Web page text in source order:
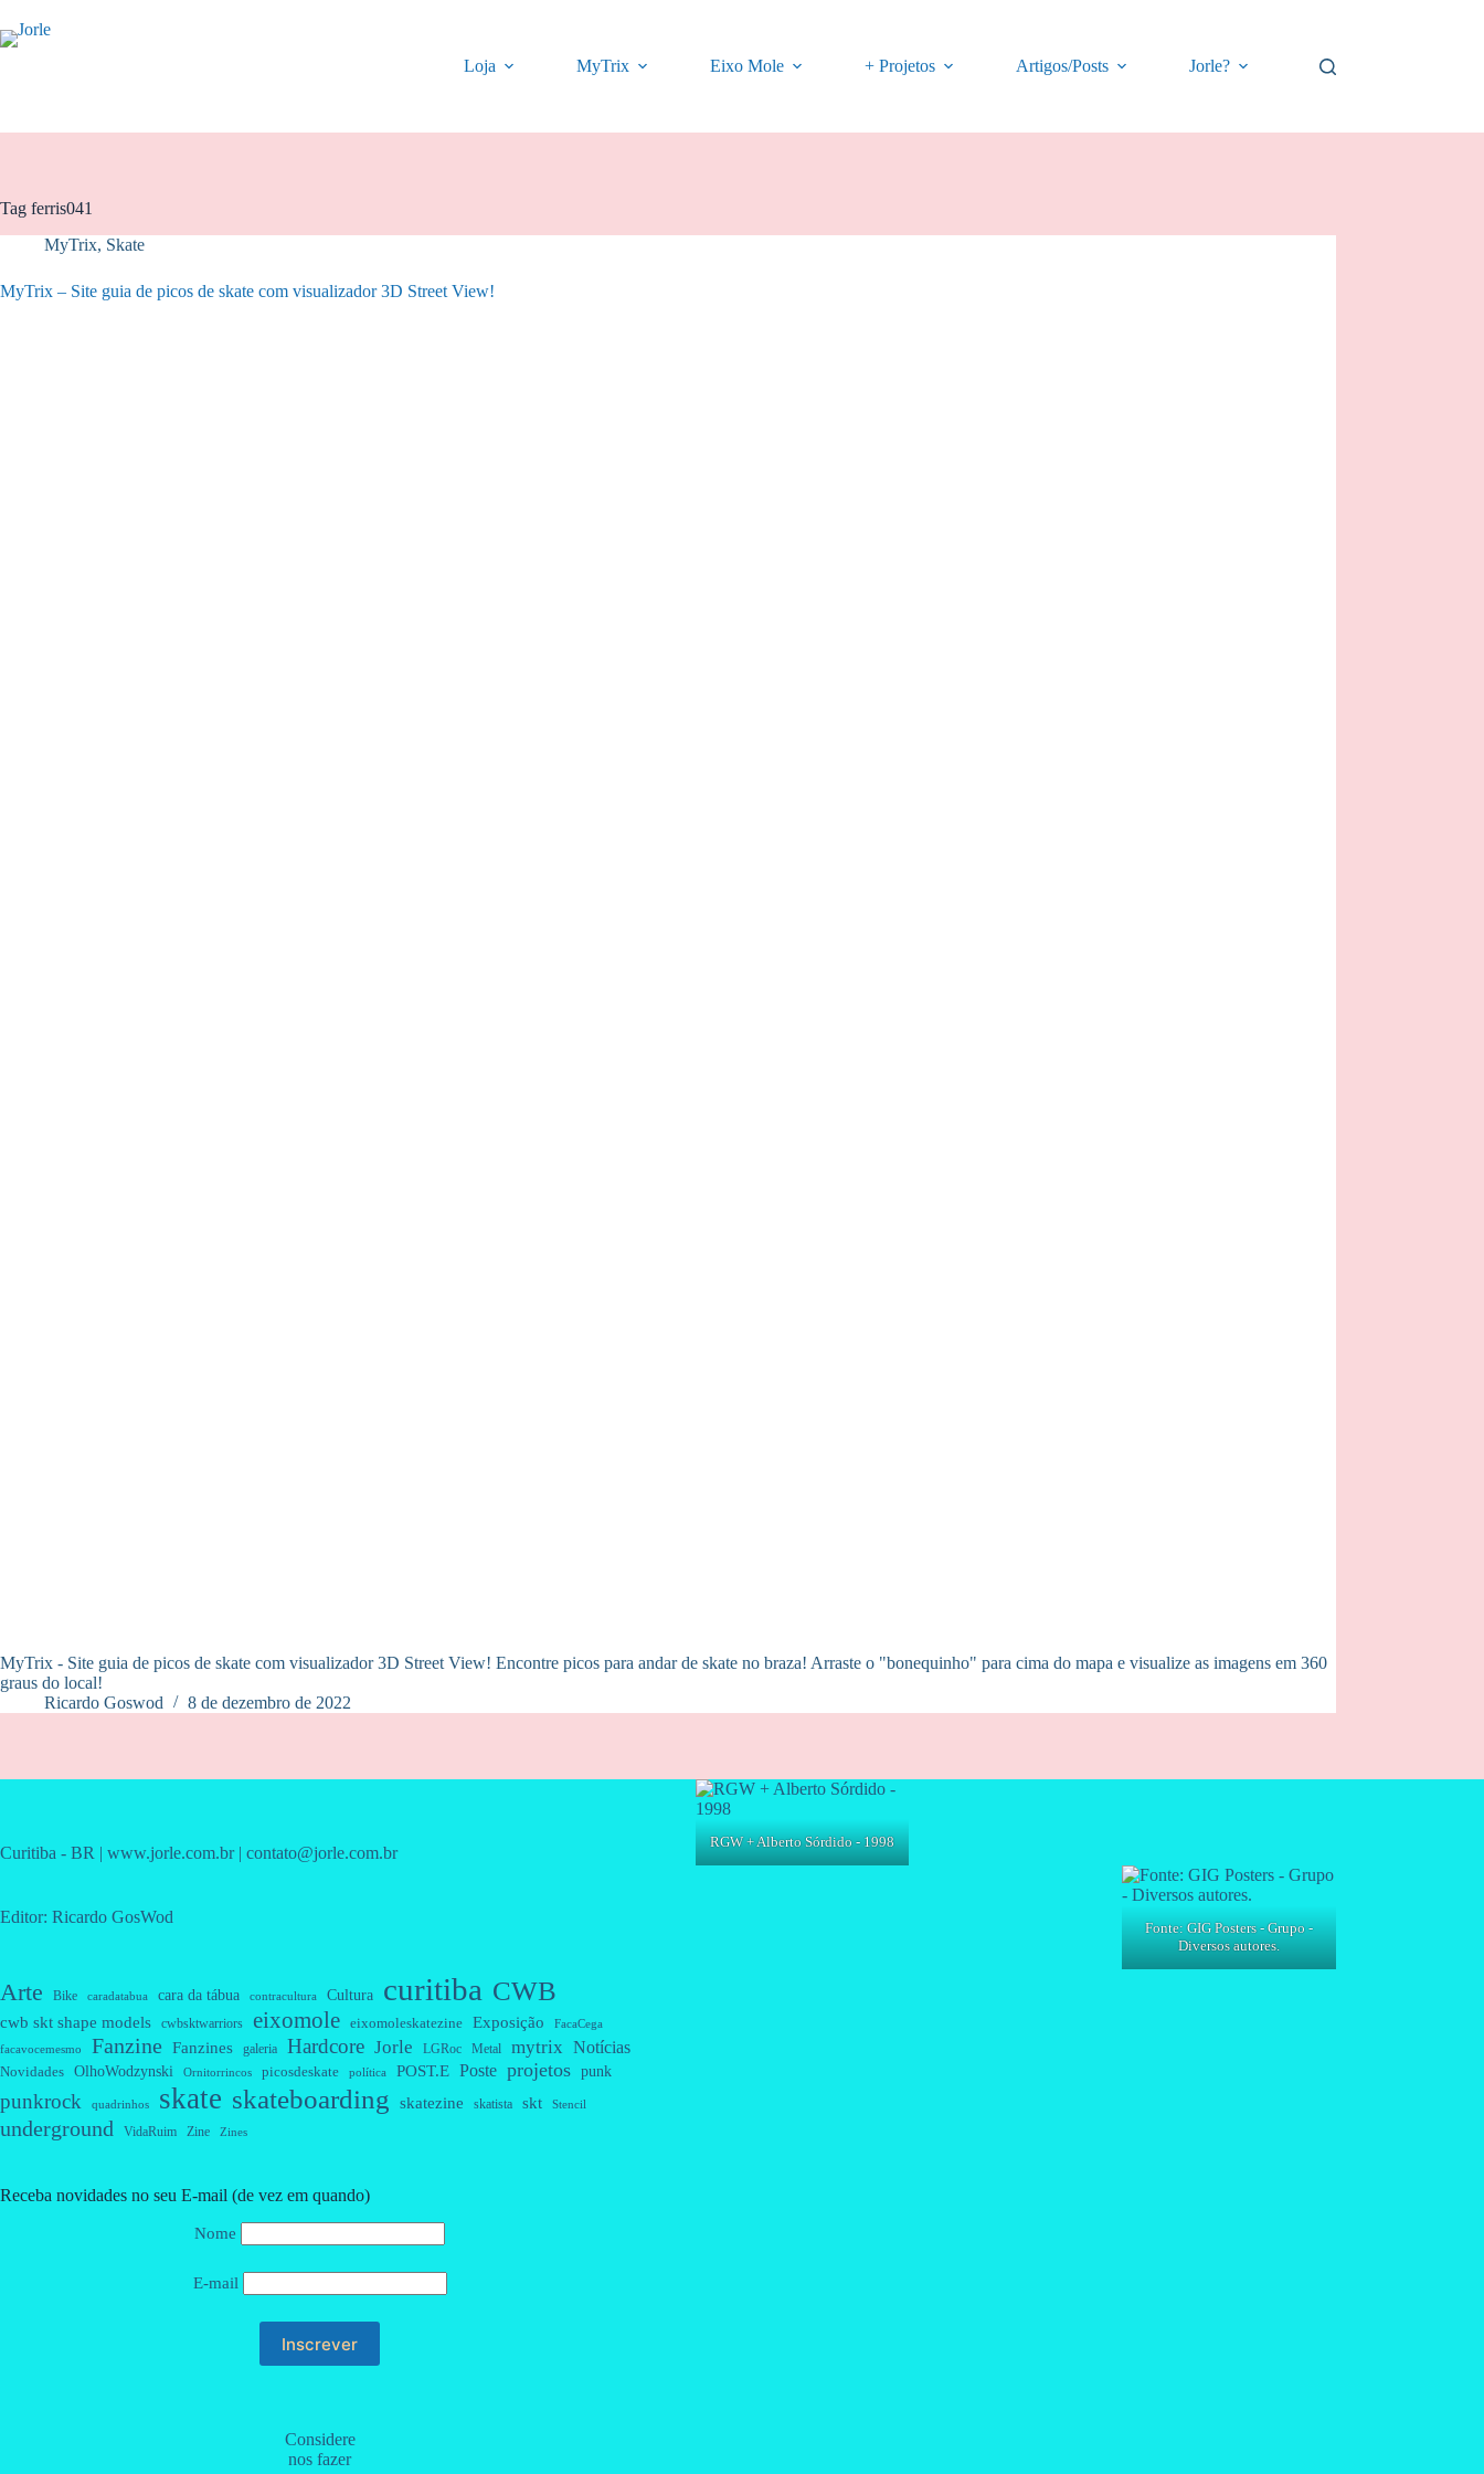
para
o
Loja MyTrix Eixo Mole + Projetos Artigos/Posts Jorle?
Tag ferris041
MyTrix, Skate
MyTrix – Site guia de picos de skate com visualizador 3D Street View!
MyTrix - Site guia de picos de skate com visualizador 3D Street View! Encontre picos para andar de skate no braza! Arraste o "bonequinho" para cima do mapa e visualize as imagens em 360
graus do local!
Ricardo Goswod
8 de dezembro de 2022
Curitiba - BR | www.jorle.com.br | contato@jorle.com.br
Editor: Ricardo GosWod
Arte Bike caradatabua cara da tábua contracultura Cultura curitiba CWB
cwb skt shape models cwbsktwarriors eixomole eixomoleskatezine Exposição FacaCega
facavocemesmo Fanzine Fanzines galeria Hardcore Jorle LGRoc Metal mytrix Notícias
Novidades OlhoWodzynski Ornitorrincos picosdeskate política POST.E Poste projetos punk
punkrock quadrinhos skate skateboarding skatezine skatista skt Stencil
underground VidaRuim Zine Zines
Receba novidades no seu E-mail (de vez em quando)
Nome
E-mail
Considere
nos fazer
RGW + Alberto Sórdido - 1998
Fonte: GIG Posters - Grupo -
Diversos autores.